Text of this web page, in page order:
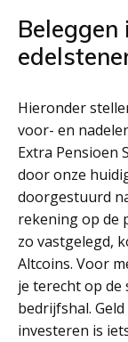
Hieronder
voor- en
Extra Pensioen
door onze
doorgestuurd
rekening op de
zo vastgelegd,
Altcoins. Voor
je terecht op de
bedrijfshal.
investeren is